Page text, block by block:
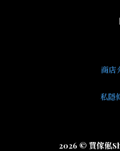
商店
私隱
2026 © 買傢俬